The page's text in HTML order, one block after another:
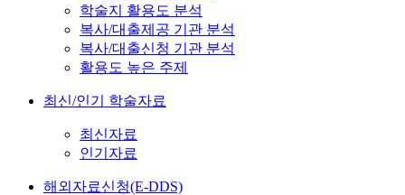
학술지 활용도 분석
복사/대출제공 기관 분석
복사/대출신청 기관 분석
활용도 높은 주제
최신/인기 학술자료
최신자료
인기자료
해외자료신청(E-DDS)